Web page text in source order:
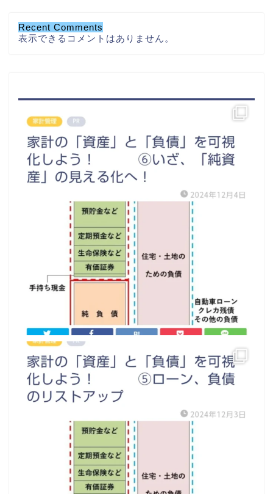
Recent Comments
表示できるコメントはありません。